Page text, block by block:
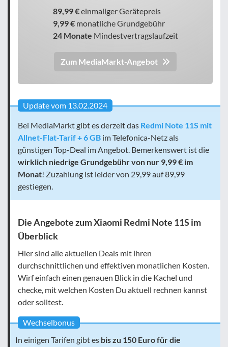
89,99 €einmaliger Gerätepreis
9,99 € monatliche Grundgebühr
24 Monate Mindestvertragslaufzeit
Zum MediaMarkt-Angebot
Update vom 13.02.2024
Bei MediaMarkt gibt es derzeit das Redmi Note 11S mit
Allnet-Flat-Tarif + 6 GB im Telefonica-Netz als
günstigen Top-Deal im Angebot. Bemerkenswert ist die
wirklich niedrige Grundgebühr von nur 9,99 € im
Monat! Zuzahlung ist leider von 29,99 auf 89,99
gestiegen.
Die Angebote zum Xiaomi Redmi Note 11S im
Überblick
Hier sind alle aktuellen Deals mit ihren
durchschnittlichen und effektiven monatlichen Kosten.
Wirf einfach einen genauen Blick in die Kachel und
checke, mit welchen Kosten Du aktuell rechnen kannst
oder solltest.
Wechselbonus
In einigen Tarifen gibt es bis zu 150 Euro für die